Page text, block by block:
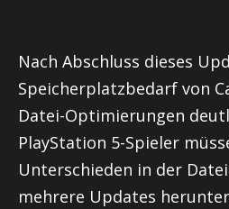
Nach Abschluss dieses
Speicherplatzbedarf von
Datei-Optimierungen
PlayStation 5-Spieler
Unterschieden in der
mehrere Updates